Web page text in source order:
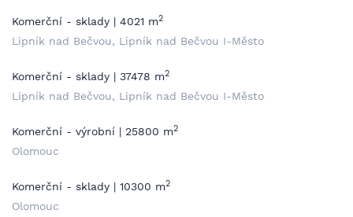
Komerční - sklady | 4021 m2
Lipník nad Bečvou, Lipník nad Bečvou I-Město
Komerční - sklady | 37478 m2
Lipník nad Bečvou, Lipník nad Bečvou I-Město
Komerční - výrobní | 25800 m2
Olomouc
Komerční - sklady | 10300 m2
Olomouc